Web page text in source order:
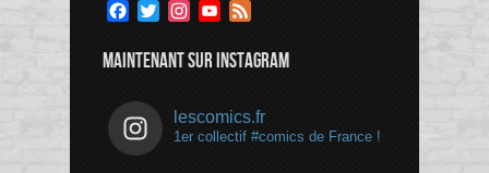
Facebook
TwitterInstagramYouTube
MAINTENANT SUR INSTAGRAM
lescomics.fr
1er collectif #comics de France !